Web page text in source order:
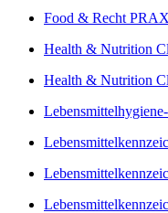
Food & Recht
Health & Nutrition
Health & Nutrition